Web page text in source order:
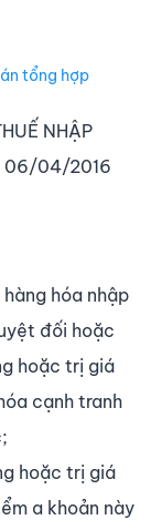
tổng hợp
NHẬP
06/04/2016
hóa nhập
đối hoặc
hoặc trị giá
cạnh tranh
hoặc trị giá
a khoản này